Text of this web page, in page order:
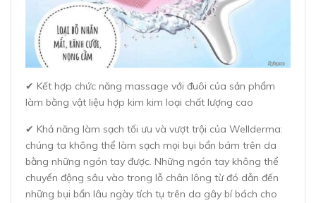
✔ Kết hợp chức năng massage với đuôi của sản phẩm
làm bằng vật liệu hợp kim kim loại chất lượng cao
✔ Khả năng làm sạch tối ưu và vượt trội của Wellderma:
chúng ta không thể làm sạch mọi bụi bẩn bám trên da
bằng những ngón tay được. Những ngón tay không thể
chuyển động sâu vào trong lỗ chân lông từ đó dẫn đến
những bụi bẩn lâu ngày tích tụ trên da gây bí bách cho